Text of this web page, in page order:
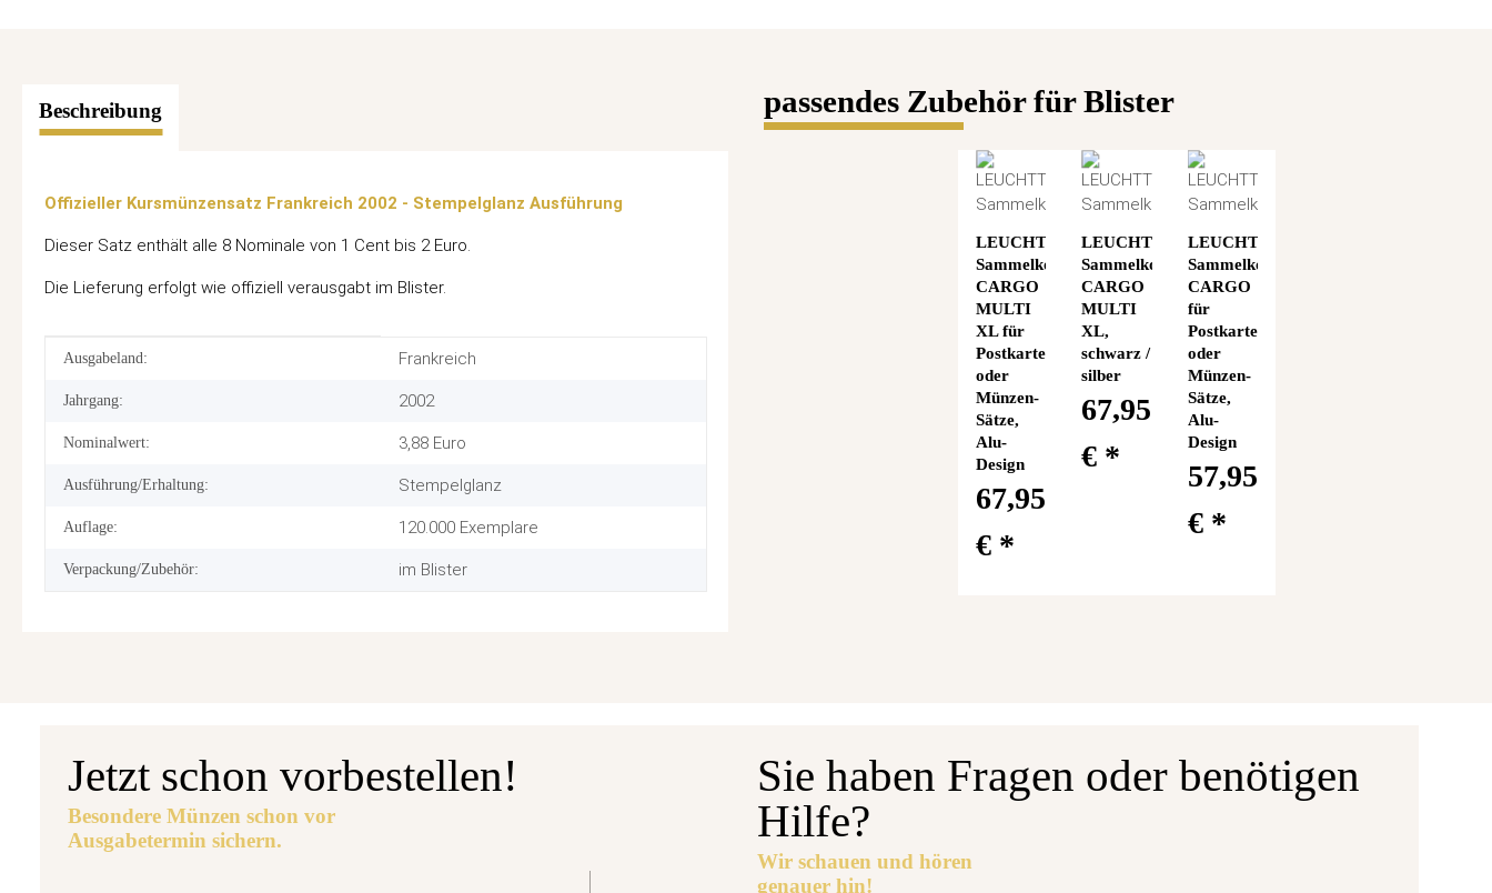
Beschreibung
Offizieller Kursmünzensatz Frankreich 2002 - Stempelglanz Ausführung
Dieser Satz enthält alle 8 Nominale von 1 Cent bis 2 Euro.
Die Lieferung erfolgt wie offiziell verausgabt im Blister.
Produkteigenschaft
Wert
Ausgabeland: Frankreich
Jahrgang: 2002
Nominalwert: 3,88 Euro
Ausführung/Erhaltung: Stempelglanz
Auflage: 120.000 Exemplare
Verpackung/Zubehör: im Blister
passendes Zubehör für Blister
LEUCHTTURM
Sammelkoffer
CARGO
MULTI
XL für
Postkarten
oder
Münzen-
Sätze,
Alu-
Design
67,95
€ *
LEUCHTTURM
Sammelkoffer
CARGO
MULTI
XL,
schwarz /
silber
67,95
€ *
LEUCHTTURM
Sammelkoffer
CARGO
für
Postkarten
oder
Münzen-
Sätze,
Alu-
Design
57,95
€ *
Jetzt schon vorbestellen!
Besondere Münzen schon vor
Ausgabetermin sichern.
Sie haben Fragen oder benötigen
Hilfe?
Wir schauen und hören
genauer hin!